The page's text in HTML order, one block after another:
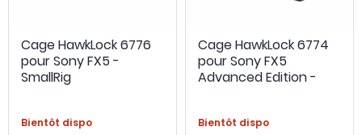
NOUVEAU NOUVEAU
Cage HawkLock 6776
pour Sony FX5 -
SmallRig
Bientôt dispo
Cage HawkLock 6774
pour Sony FX5
Advanced Edition -
Bientôt dispo